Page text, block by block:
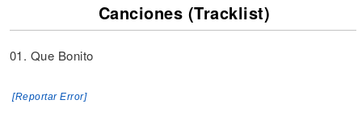
Canciones (Tracklist)
01. Que Bonito
[Reportar Error]